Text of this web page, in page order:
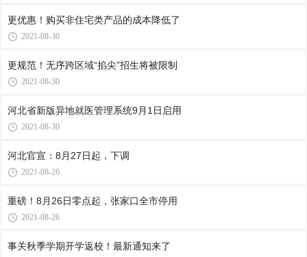
更优惠！购买非住宅类产品的成本降低了
2021-08-30
更规范！无序跨区域“掐尖”招生将被限制
2021-08-30
河北省新版异地就医管理系统9月1日启用
2021-08-30
河北官宣：8月27日起，下调
2021-08-26
重磅！8月26日零点起，张家口全市停用
2021-08-26
事关秋季学期开学返校！最新通知来了